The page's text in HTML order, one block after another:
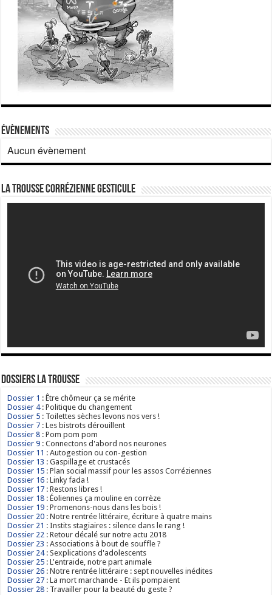
Évènements
Aucun évènement
La Trousse corrézienne gesticule
Dossiers La Trousse
Dossier 1 : Être chômeur ça se mérite
Dossier 4: Politique du changement
Dossier 5 : Toilettes sèches levons nos vers !
Dossier 7 : Les bistrots dérouillent
Dossier 8 : Pom pom pom
Dossier 9 : Connectons d'abord nos neurones
Dossier 11 : Autogestion ou con-gestion
Dossier 13 : Gaspillage et crustacés
Dossier 15 : Plan social massif pour les assos Corréziennes
Dossier 16 : Linky fada !
Dossier 17 : Restons libres !
Dossier 18 : Éoliennes ça mouline en corrèze
Dossier 19 : Promenons-nous dans les bois !
Dossier 20 : Notre rentrée littéraire, écriture à quatre mains
Dossier 21 : Instits stagiaires : silence dans le rang !
Dossier 22 : Retour décalé sur notre actu 2018
Dossier 23 : Associations à bout de souffle ?
Dossier 24: Sexplications d'adolescents
Dossier 25 : L'entraide, notre part animale
Dossier 26 : Notre rentrée littéraire : sept nouvelles inédites
Dossier 27 : La mort marchande - Et ils pompaient
Dossier 28 : Travailler pour la beauté du geste ?